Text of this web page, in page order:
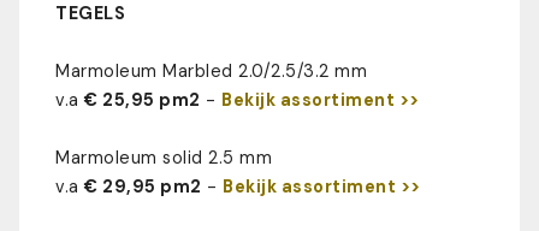
TEGELS
Marmoleum Marbled 2.0/2.5/3.2 mm
v.a€ 25,95 pm2 - Bekijk assortiment >>
Marmoleum solid 2.5 mm
v.a€ 29,95 pm2 - Bekijk assortiment >>